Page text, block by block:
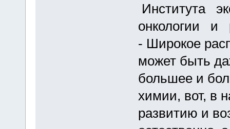
Института
онкологии и
- Широкое
может быть
большее и
химии, вот, в
развитию и